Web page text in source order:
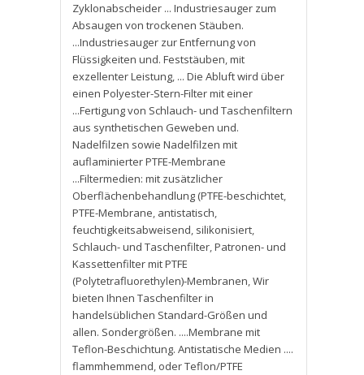
Zyklonabscheider ... Industriesauger zum
Absaugen von trockenen Stäuben.
...Industriesauger zur Entfernung von
Flüssigkeiten und. Feststäuben,mit
exzellenter Leistung, ... Die Abluft wird über
einen Polyester-Stern-Filter mit einer
...Fertigung von Schlauch- und Taschenfiltern
aus synthetischen Geweben und.
Nadelfilzen sowie Nadelfilzen mit
auflaminierter PTFE-Membrane
...Filtermedien: mit zusätzlicher
Oberflächenbehandlung (PTFE-beschichtet,
PTFE-Membrane, antistatisch,
feuchtigkeitsabweisend, silikonisiert,
Schlauch- und Taschenfilter,Patronen- und
Kassettenfilter mit PTFE
(Polytetrafluorethylen)-Membranen,Wir
bieten Ihnen Taschenfilter in
handelsüblichen Standard-Größen und
allen. Sondergrößen. ....Membrane mit
Teflon-Beschichtung. Antistatische Medien ....
flammhemmend, oder Teflon/PTFE